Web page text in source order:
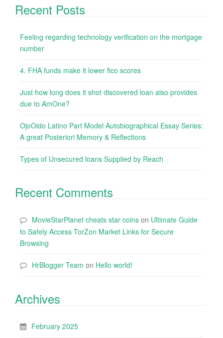
Recent Posts
Feeling regarding technology verification on the mortgage
number
4. FHA funds make it lower fico scores
Just how long does it shot discovered loan also provides
due to AmOne?
OjoOido Latino Part Model Autobiographical Essay Series:
A great Posteriori Memory & Reflections
Types of Unsecured loans Supplied by Reach
Recent Comments
MovieStarPlanet cheats star coins on Ultimate Guide
to Safely Access TorZon Market Links for Secure
Browsing
HrBlogger Team on Hello world!
Archives
February 2025